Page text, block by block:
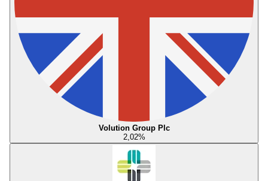
Volution Group Plc
2,02%